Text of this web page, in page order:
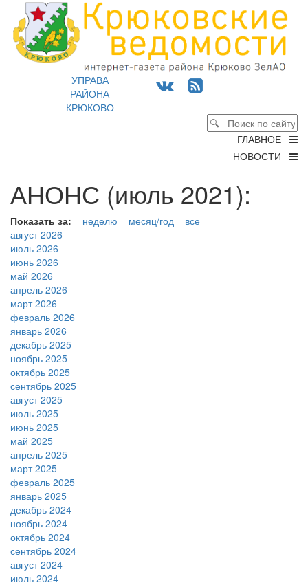
УПРАВА
РАЙОНА
КРЮКОВО
ГЛАВНОЕ
НОВОСТИ
АНОНС (июль 2021):
Показать за: неделю месяц/год
все
август 2026
июль 2026
июнь 2026
май 2026
апрель 2026
март 2026
февраль 2026
январь 2026
декабрь 2025
ноябрь 2025
октябрь 2025
сентябрь 2025
август 2025
июль 2025
июнь 2025
май 2025
апрель 2025
март 2025
февраль 2025
январь 2025
декабрь 2024
ноябрь 2024
октябрь 2024
сентябрь 2024
август 2024
июль 2024